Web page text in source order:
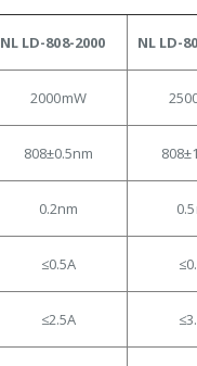
NL LD-808-2000 NL LD-
2000mW
808±0.5nm
0.2nm
≤0.5A
≤2.5A